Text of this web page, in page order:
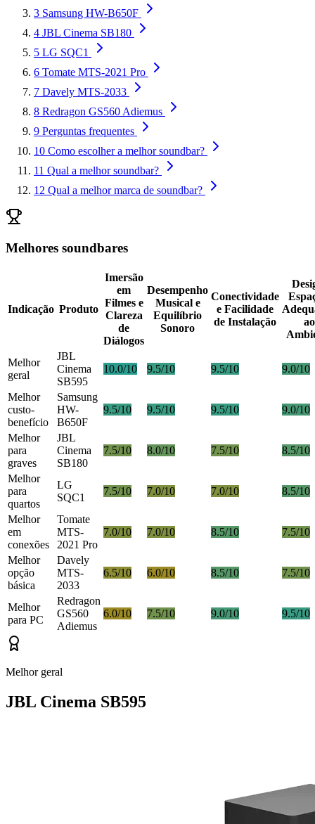
3 Samsung HW-B650F
4 JBL Cinema SB180
5 LG SQC1
6 Tomate MTS-2021 Pro
7 Davely MTS-2033
8 Redragon GS560 Adiemus
9 Perguntas frequentes
10 Como escolher a melhor soundbar?
11 Qual a melhor soundbar?
12 Qual a melhor marca de soundbar?
Melhores soundbares
Indicação Produto
Imersão
em
Filmes e
Clareza
de
Diálogos
Desempenho
Musical e
Equilíbrio
Sonoro
Conectividade
e Facilidade
de Instalação
ao
Melhor
geral
JBL
Cinema
SB595
10.0/10 9.5/10 9.5/10 9.0/10
Melhor
custo-
benefício
Samsung
HW-
B650F
9.5/10 9.5/10 9.5/10 9.0/10
Melhor
para
graves
JBL
Cinema
SB180
7.5/10 8.0/10 7.5/10 8.5/10
Melhor
para
quartos
LG
SQC1
7.5/10 7.0/10 7.0/10 8.5/10
Melhor
em
conexões
Tomate
MTS-
2021 Pro
7.0/10 7.0/10 8.5/10 7.5/10
Melhor
opção
básica
Davely
MTS-
2033
6.5/10 6.0/10 8.5/10 7.5/10
Melhor
para PC
Redragon
GS560
Adiemus
6.0/10 7.5/10 9.0/10 9.5/10
Melhor geral
JBL Cinema SB595